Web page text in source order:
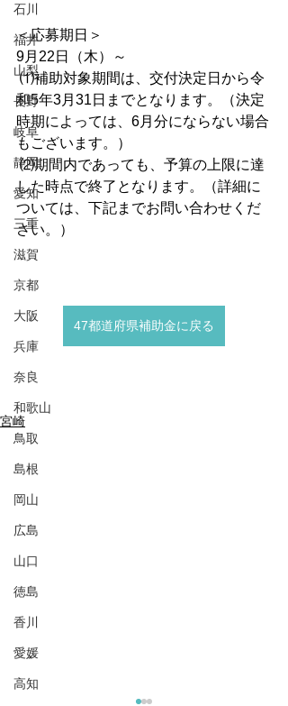
石川
福井
山梨
長野
岐阜
静岡
愛知
三重
滋賀
京都
大阪
兵庫
奈良
和歌山
鳥取
島根
岡山
広島
山口
徳島
香川
愛媛
高知
＜応募期日＞
9月22日（木）～
⑴補助対象期間は、交付決定日から令
和5年3月31日までとなります。（決定
時期によっては、6月分にならない場合
もございます。）
⑵期間内であっても、予算の上限に達
した時点で終了となります。（詳細に
ついては、下記までお問い合わせくだ
さい。）
47都道府県補助金に戻る
宮崎